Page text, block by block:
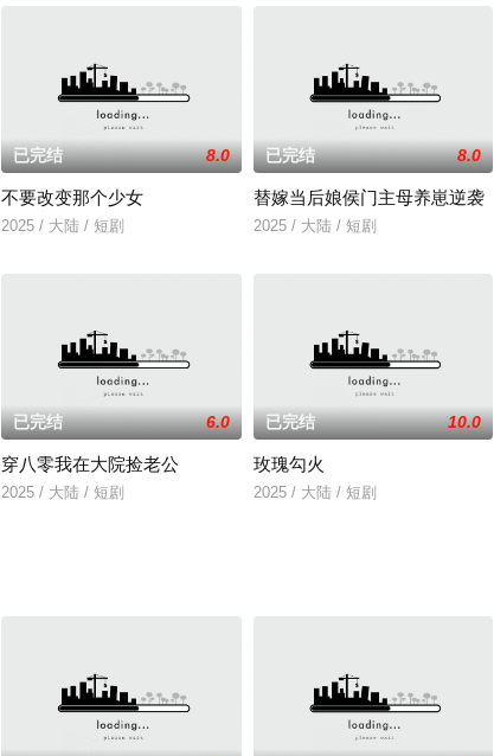
已完结 8.0
不要改变那个少女
2025 / 大陆 / 短剧
已完结 8.0
替嫁当后娘侯门主母养崽逆袭
2025 / 大陆 / 短剧
已完结 6.0
穿八零我在大院捡老公
2025 / 大陆 / 短剧
已完结 10.0
玫瑰勾火
2025 / 大陆 / 短剧